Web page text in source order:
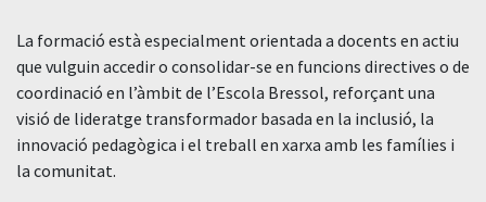
La formació està especialment orientada a docents en actiu
que vulguin accedir o consolidar-se en funcions directives o de
coordinació en l’àmbit de l’Escola Bressol, reforçant una
visió de lideratge transformador basada en la inclusió, la
innovació pedagògica i el treball en xarxa amb les famílies i
la comunitat.